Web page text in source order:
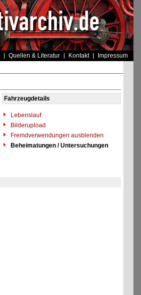
Quellen & Literatur Kontakt Impressum
Fahrzeugdetails
Lebenslauf
Bilderupload
Fremdverwendungen ausblenden
Beheimatungen / Untersuchungen